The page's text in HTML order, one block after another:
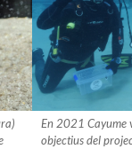
En 2021 Cayume
objectius del